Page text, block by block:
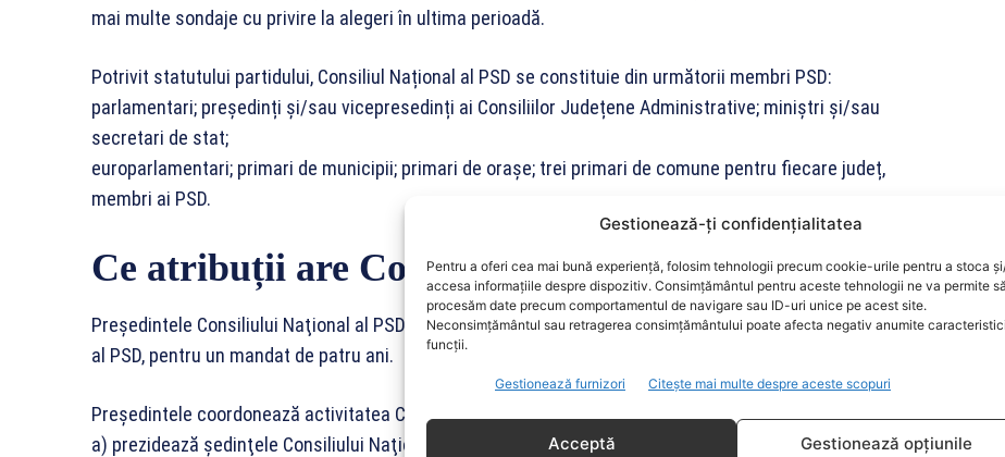
Gestionează-ți confidențialitatea
Pentru a oferi cea mai bună experiență, folosim tehnologii precum cookie-urile pentru a stoca
accesa informațiile despre dispozitiv. Consimțământul pentru aceste tehnologii ne va permite să
procesăm date precum comportamentul de navigare sau ID-uri unice pe acest site.
Neconsimțământul sau retragerea consimțământului poate afecta negativ anumite
funcții.
Gestionează furnizori Citește mai multe despre aceste scopuri
Acceptă Gestionează opțiunile
mai multe sondaje cu privire la alegeri în ultima perioadă.
Potrivit statutului partidului, Consiliul Național al PSD se constituie din următorii membri PSD:
parlamentari; președinți și/sau vicepresedinți ai Consiliilor Județene Administrative; miniștri și/sau
secretari de stat;
europarlamentari; primari de municipii; primari de orașe; trei primari de comune pentru fiecare județ,
membri ai PSD.
Ce atribuții are Consiliul Național al PSD
Preşedintele Consiliului Naţional al PSD este ales prin vot secret de către membrii Consiliului Naţional
al PSD, pentru un mandat de patru ani.
Președintele coordonează activitatea Consiliului Naţional al PSD şi are următoarele atribuţii:
a) prezidează şedinţele Consiliului Naţional;